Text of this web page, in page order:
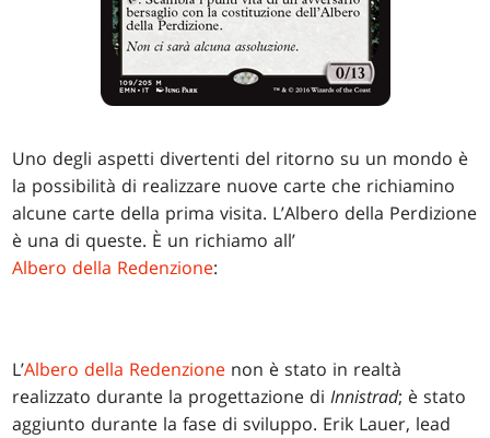
Uno degli aspetti divertenti del ritorno su un mondo è
la possibilità di realizzare nuove carte che richiamino
alcune carte della prima visita. L’Albero della Perdizione
è una di queste. È un richiamo all’
Albero della Redenzione:
L’Albero della Redenzione non è stato in realtà
realizzato durante la progettazione diInnistrad; è stato
aggiunto durante la fase di sviluppo. Erik Lauer, lead